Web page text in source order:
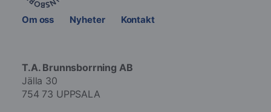
Om oss Nyheter Kontakt
T.A. Brunnsborrning AB
Jälla 30
754 73 UPPSALA